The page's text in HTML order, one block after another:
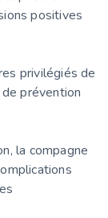
positives
privilégiés de
prévention
la compagne